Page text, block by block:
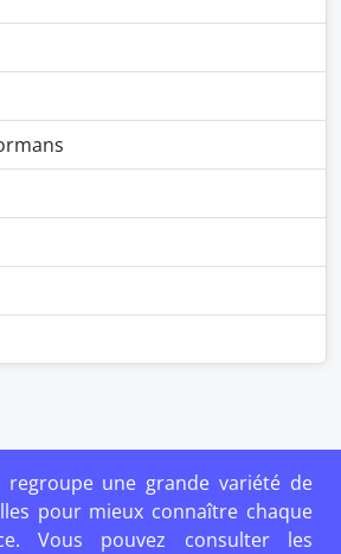
une grande variété de
pour mieux connaître chaque
Vous pouvez consulter les